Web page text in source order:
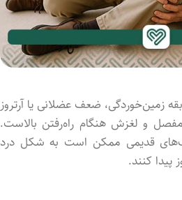
سال که سابقه زمین‌خوردگی، ضعف عضلانی یا آرتروز
مفصل و لغزش هنگام راه‌رفتن بالاست.
قدیمی ممکن است به شکل درد
کنند.